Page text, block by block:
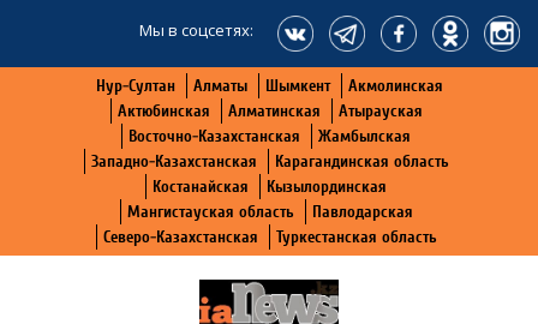
Мы в соцсетях:
Нур-Султан Алматы Шымкент
Акмолинская
Актюбинская
Алматинская
Атырауская
Восточно-Казахстанская
Жамбылская
Западно-Казахстанская
Карагандинская область
Костанайская
Кызылординская
Мангистауская область
Павлодарская
Северо-Казахстанская
Туркестанская область